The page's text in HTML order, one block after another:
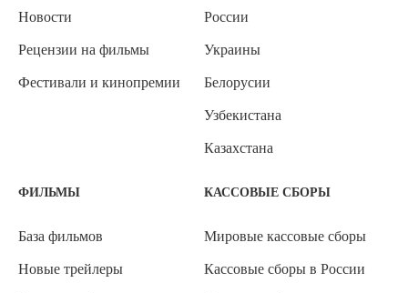
Новости
Рецензии на фильмы
Фестивали и кинопремии
России
Украины
Белорусии
Узбекистана
Казахстана
ФИЛЬМЫ
База фильмов
Новые трейлеры
КАССОВЫЕ СБОРЫ
Мировые кассовые сборы
Кассовые сборы в России